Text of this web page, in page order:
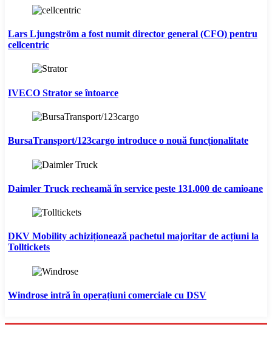
Lars Ljungström a fost numit director general (CFO) pentru
cellcentric
IVECO Strator se întoarce
BursaTransport/123cargo introduce o nouă funcționalitate
Daimler Truck recheamă în service peste 131.000 de camioane
DKV Mobility achiziționează pachetul majoritar de acțiuni la
Tolltickets
Windrose intră în operațiuni comerciale cu DSV